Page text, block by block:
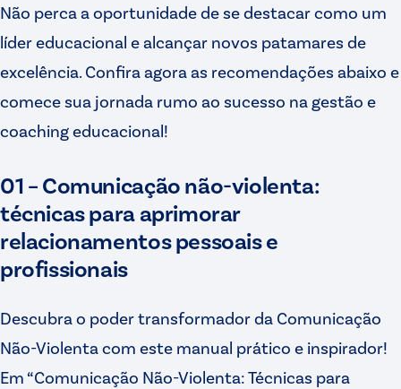
Não perca a oportunidade de se destacar como um
líder educacional e alcançar novos patamares de
excelência. Confira agora as recomendações abaixo e
comece sua jornada rumo ao sucesso na gestão e
coaching educacional!
01 – Comunicação não-violenta:
técnicas para aprimorar
relacionamentos pessoais e
profissionais
Descubra o poder transformador da Comunicação
Não-Violenta com este manual prático e inspirador!
Em “Comunicação Não-Violenta: Técnicas para